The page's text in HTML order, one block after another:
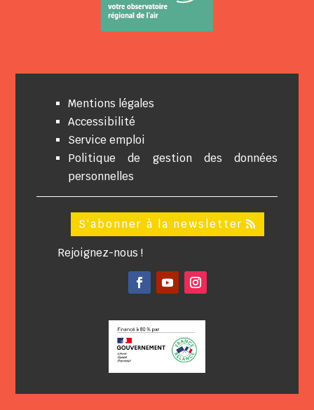
Mentions légales
Accessibilité
Service emploi
Politique de gestion des données
personnelles
S'abonner à la newsletter
Rejoignez-nous !